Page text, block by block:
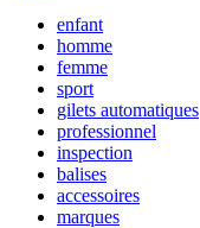
enfant
homme
femme
sport
gilets automatiques
professionnel
inspection
balises
accessoires
marques